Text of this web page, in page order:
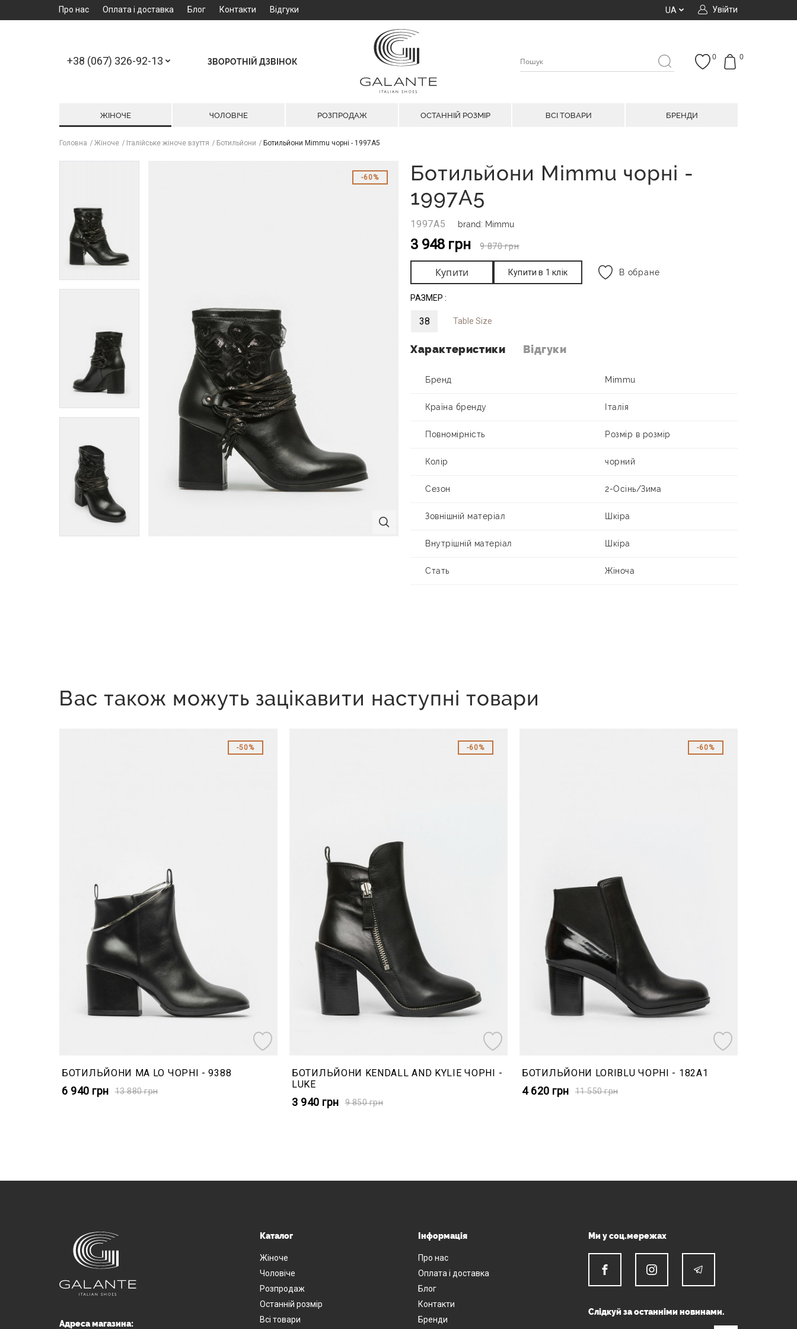
Про нас Оплата і доставка Блог Контакти Відгуки Увійти
UA
+38 (067) 326-92-13 ЗВОРОТНІЙ ДЗВІНОК
0
0
ЖІНОЧЕ ЧОЛОВІЧЕ РОЗПРОДАЖ ОСТАННІЙ РОЗМІР ВСІ ТОВАРИ БРЕНДИ
Головна Жіноче Італійське жіноче взуття Ботильйони Ботильйони Mimmu чорні - 1997A5
60%
Ботильйони Mimmu чорні -
1997A5
1997A5 brand: Mimmu
3 948 грн 9 870грн
Купити Купити в 1 клік В обране
РАЗМЕР :
38 Table Size
Характеристики Відгуки
Бренд Mimmu
Країна бренду Італія
Повномірність Розмір в розмір
Колір чорний
Сезон 2-Осінь/Зима
Зовнішній матеріал Шкіра
Внутрішній матеріал Шкіра
Стать Жіноча
Вас також можуть зацікавити наступні товари
50%
БОТИЛЬЙОНИ MA LO ЧОРНІ - 9388
6 940 грн 13 880грн
60%
БОТИЛЬЙОНИ KENDALL AND KYLIE ЧОРНІ -
LUKE
3 940 грн 9 850грн
60%
БОТИЛЬЙОНИ LORIBLU ЧОРНІ - 182A1
4 620 грн 11 550грн
Адреса магазина:
Каталог
Жіноче
Чоловіче
Розпродаж
Останній розмір
Всі товари
Інформація
Про нас
Оплата і доставка
Блог
Контакти
Бренди
Ми у соц.мережах
Слідкуй за останніми новинами.